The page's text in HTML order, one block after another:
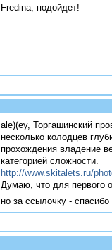
Fredina, подойдет!
ale)(ey, Торгашинский
несколько колодцев
прохождения владение
категорией сложности.
http://www.skitalets.ru/
Думаю, что для первого
но за ссылочку - спасибо